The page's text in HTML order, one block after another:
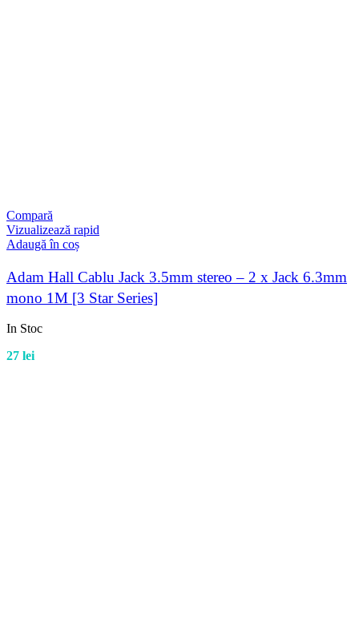
Compară
Vizualizează rapid
Adaugă în coș
Adam Hall Cablu Jack 3.5mm stereo – 2 x Jack 6.3mm
mono 1M [3 Star Series]
In Stoc
27 lei